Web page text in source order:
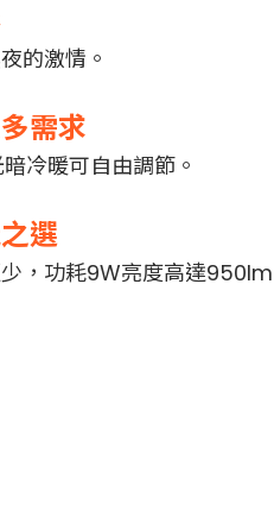
的激情。
需求
冷暖可自由調節。
選
，功耗9W亮度高達